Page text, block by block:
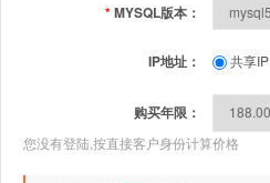
*MYSQL版本：
IP地址： 共享IP
购买年限：
您没有登陆,按直接客户身份计算价格